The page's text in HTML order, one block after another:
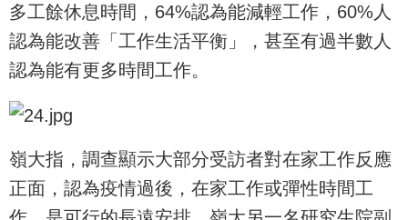
多工餘休息時間，64%認為能減輕工作，60%人
認為能改善「工作生活平衡」，甚至有過半數人
認為能有更多時間工作。
嶺大指，調查顯示大部分受訪者對在家工作反應
正面，認為疫情過後，在家工作或彈性時間工